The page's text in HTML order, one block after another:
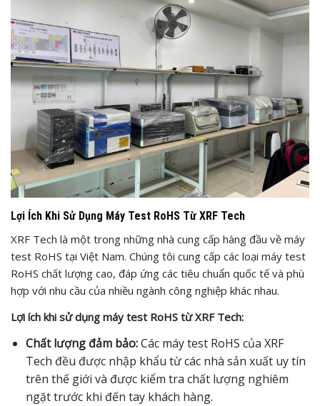
Lợi Ích Khi Sử Dụng Máy Test RoHS Từ XRF Tech
XRF Tech là một trong những nhà cung cấp hàng đầu về máy
test RoHS tại Việt Nam. Chúng tôi cung cấp các loại máy test
RoHS chất lượng cao, đáp ứng các tiêu chuẩn quốc tế và phù
hợp với nhu cầu của nhiều ngành công nghiệp khác nhau.
Lợi ích khi sử dụng máy test RoHS từ XRF Tech:
Chất lượng đảm bảo:Các máy test RoHS của XRF
Tech đều được nhập khẩu từ các nhà sản xuất uy tín
trên thế giới và được kiểm tra chất lượng nghiêm
ngặt trước khi đến tay khách hàng.